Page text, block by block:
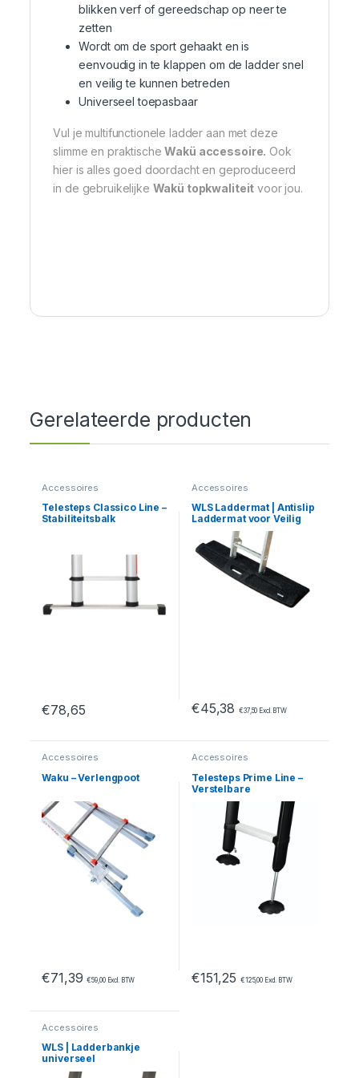
blikken verf of gereedschap op neer te
zetten
Wordt om de sport gehaakt en is
eenvoudig in te klappen om de ladder snel
en veilig te kunnen betreden
Universeel toepasbaar
Vul je multifunctionele ladder aan met deze
slimme en praktischeWakü accessoire. Ook
hier is alles goed doordacht en geproduceerd
in de gebruikelijke Wakü topkwaliteit voor jou.
Gerelateerde producten
Accessoires
Telesteps Classico Line –
Stabiliteitsbalk
€78,65
Accessoires
WLS Laddermat | Antislip
Laddermat voor Veilig
€45,38 €37,50 Excl. BTW
Accessoires
Waku – Verlengpoot
€71,39 €59,00Excl. BTW
Accessoires
Telesteps Prime Line –
Verstelbare
veiligheidsvoeten
€151,25 €125,00Excl. BTW
Accessoires
WLS | Ladderbankje
universeel